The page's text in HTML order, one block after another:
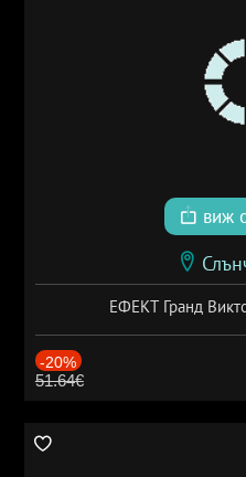
виж
ЕФЕКТ Гранд
-20%
51.64€